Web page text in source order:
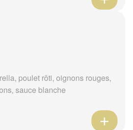
poulet rôti, oignons rouges,
sauce blanche